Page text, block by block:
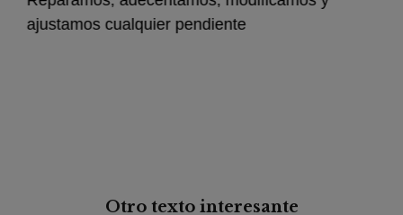
ajustamos cualquier pendiente
Otro texto interesante